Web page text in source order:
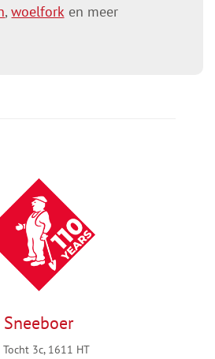
,woelforken meer
Sneeboer
Tocht 3c, 1611 HT